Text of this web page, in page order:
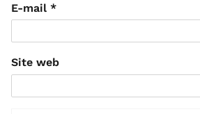
E-mail *
Site web